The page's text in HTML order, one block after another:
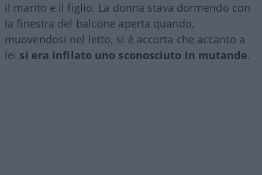
il marito e il figlio. La donna stava dormendo con
la finestra del balcone aperta quando,
muovendosi nel letto, si è accorta che accanto a
lei si era infilato uno sconosciuto in mutande.